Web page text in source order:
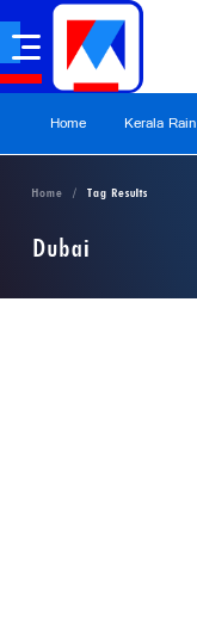
Home Kerala Rain
Home Tag Results
Dubai